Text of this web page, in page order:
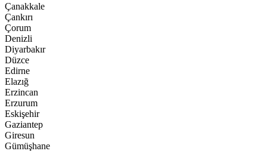
Çanakkale
Çankırı
Çorum
Denizli
Diyarbakır
Düzce
Edirne
Elazığ
Erzincan
Erzurum
Eskişehir
Gaziantep
Giresun
Gümüşhane